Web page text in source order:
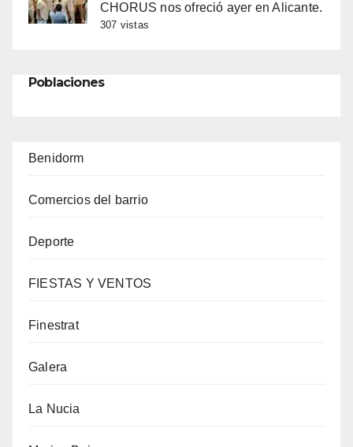
CHORUS nos ofreció ayer en Alicante.
307 vistas
Poblaciones
Benidorm
Comercios del barrio
Deporte
FIESTAS Y VENTOS
Finestrat
Galera
La Nucia